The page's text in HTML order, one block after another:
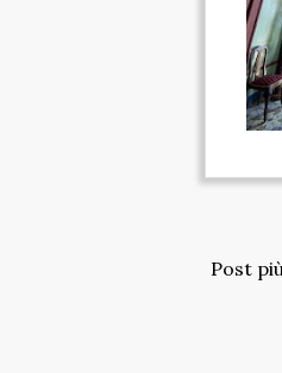
Post